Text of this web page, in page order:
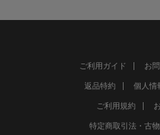
ご利用ガイド お
返品特約 個人情
ご利用規約
特定商取引法・古